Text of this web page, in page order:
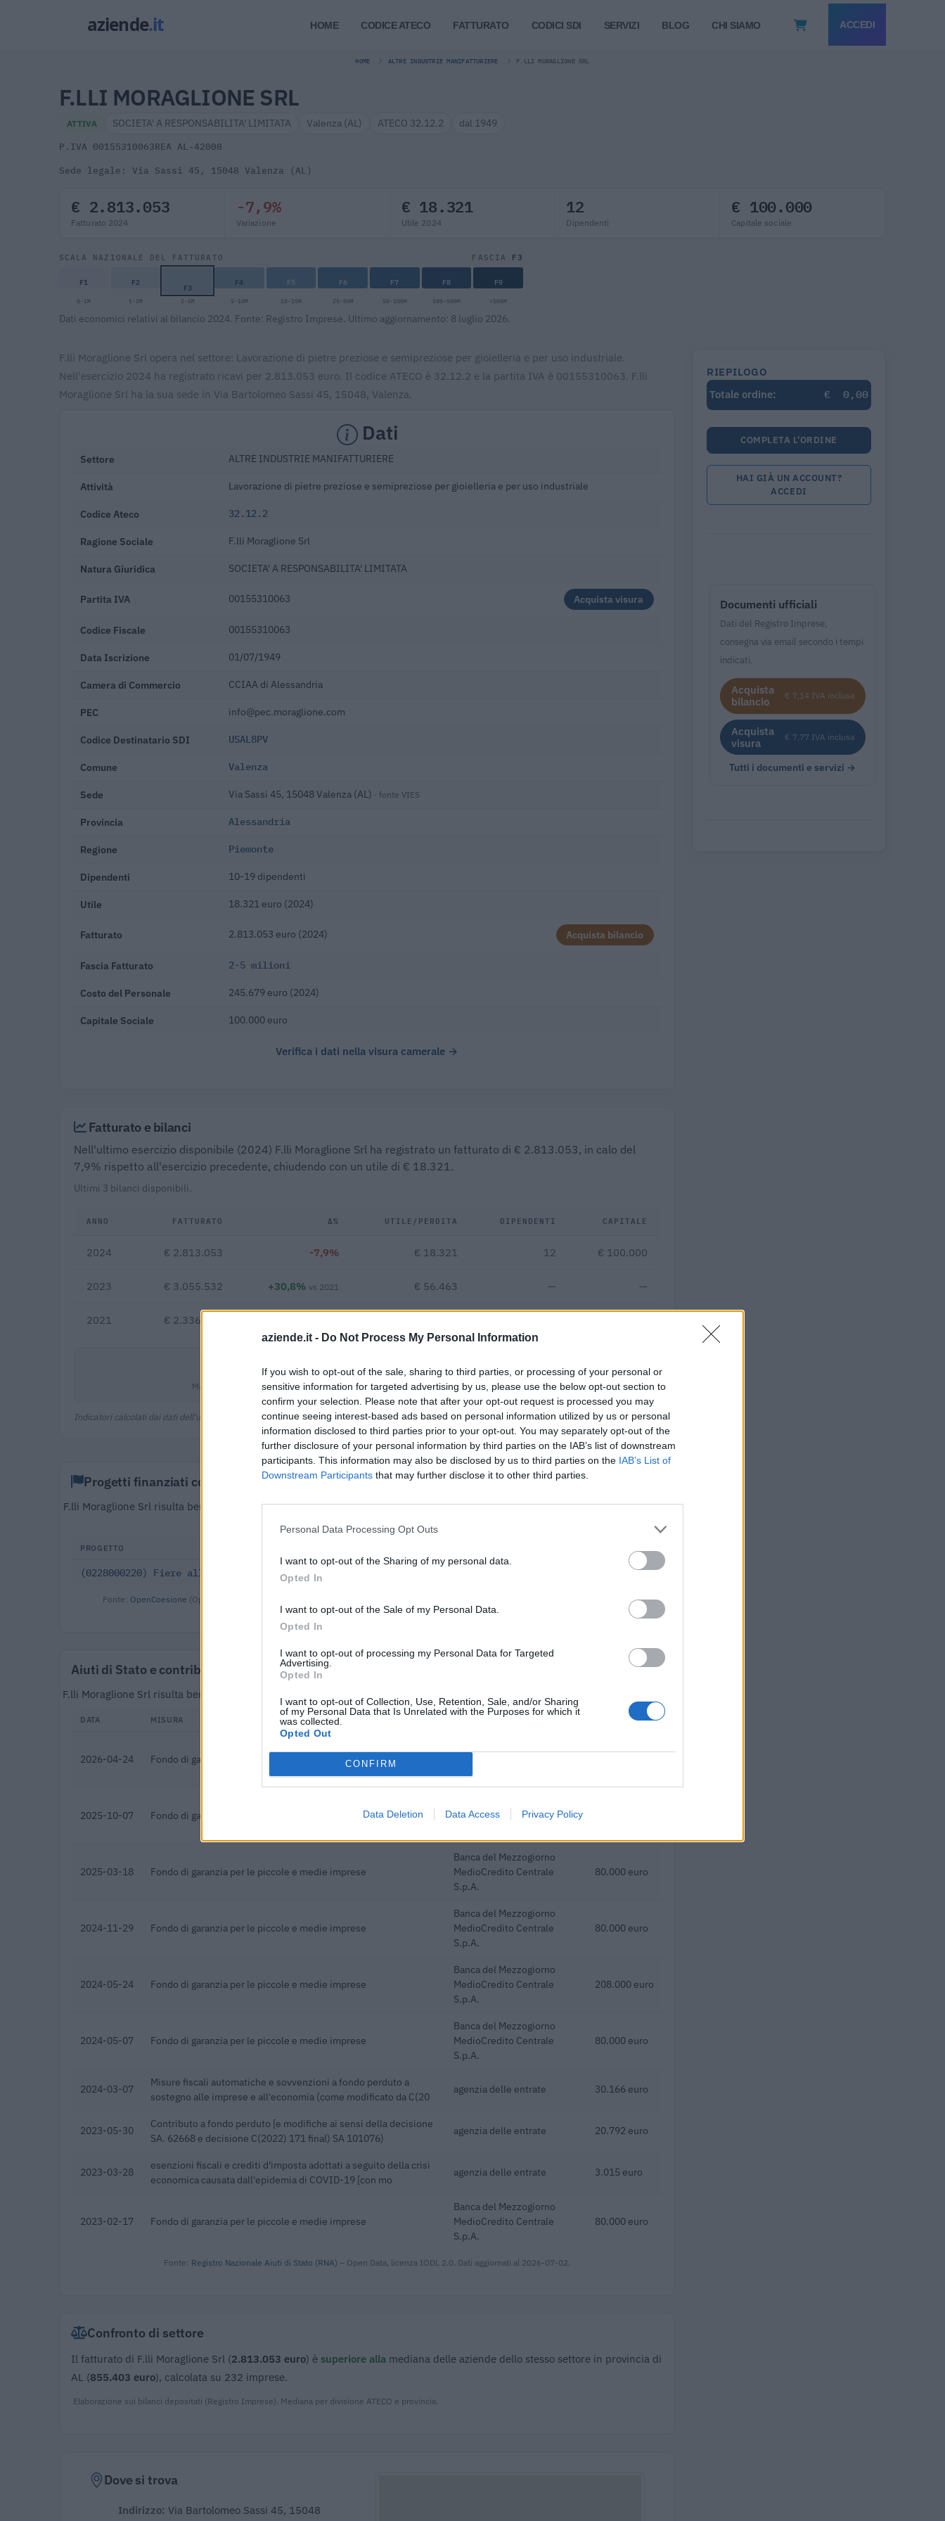
aziende.it - Do Not Process My Personal Information
If you wish to opt-out of the sale, sharing to third parties, or processing of your personal or
sensitive information for targeted advertising by us, please use the below opt-out section to
confirm your selection. Please note that after your opt-out request is processed you may
continue seeing interest-based ads based on personal information utilized by us or personal
information disclosed to third parties prior to your opt-out. You may separately opt-out of the
further disclosure of your personal information by third parties on the IAB’s list of downstream
participants. This information may also be disclosed by us to third parties on the IAB’s List of
Downstream Participants that may further disclose it to other third parties.
Personal Data Processing Opt Outs
I want to opt-out of the Sharing of my personal data.
Opted In
I want to opt-out of the Sale of my Personal Data.
Opted In
I want to opt-out of processing my Personal Data for Targeted
Advertising.
Opted In
I want to opt-out of Collection, Use, Retention, Sale, and/or Sharing
of my Personal Data that Is Unrelated with the Purposes for which it
was collected.
Opted Out
CONFIRM
Data Deletion Data Access Privacy Policy
HOME CODICE ATECO FATTURATO CODICI SDI SERVIZI BLOG CHI SIAMO ACCEDI
HOME ALTRE INDUSTRIE MANIFATTURIERE F.LLI MORAGLIONE SRL
F.LLI MORAGLIONE SRL
ATTIVA SOCIETA' A RESPONSABILITA' LIMITATA Valenza (AL) ATECO 32.12.2 dal 1949
P.IVA 00155310063REA AL-42008
Sede legale: Via Sassi 45, 15048 Valenza (AL)
€ 2.813.053
Fatturato 2024
-7,9%
Variazione
€ 18.321
Utile 2024
12
Dipendenti
€ 100.000
Capitale sociale
SCALA NAZIONALE DEL FATTURATO FASCIA F3
F1 F2 F3 F4 F5 F6 F7 F8 F9
0-1M 1-2M 2-5M 5-10M 10-25M 25-50M 50-100M 100-500M >500M
Dati economici relativi al bilancio 2024. Fonte: Registro Imprese. Ultimo aggiornamento: 8 luglio 2026.
F.lli Moraglione Srl opera nel settore: Lavorazione di pietre preziose e semipreziose per gioielleria e per uso industriale.
Nell'esercizio 2024 ha registrato ricavi per 2.813.053 euro. Il codice ATECO è 32.12.2 e la partita IVA è 00155310063. F.lli
Moraglione Srl ha la sua sede in Via Bartolomeo Sassi 45, 15048, Valenza.
Dati
Settore ALTRE INDUSTRIE MANIFATTURIERE
Attività Lavorazione di pietre preziose e semipreziose per gioielleria e per uso industriale
Codice Ateco 32.12.2
Ragione Sociale F.lli Moraglione Srl
Natura Giuridica SOCIETA' A RESPONSABILITA' LIMITATA
Partita IVA 00155310063 Acquista visura
Codice Fiscale 00155310063
Data Iscrizione 01/07/1949
Camera di Commercio CCIAA di Alessandria
PEC info@pec.moraglione.com
Codice Destinatario SDI USAL8PV
Comune Valenza
Sede Via Sassi 45, 15048 Valenza (AL) · fonte VIES
Provincia Alessandria
Regione Piemonte
Dipendenti 10-19 dipendenti
Utile 18.321 euro (2024)
Fatturato 2.813.053 euro (2024) Acquista bilancio
Fascia Fatturato 2-5 milioni
Costo del Personale 245.679 euro (2024)
Capitale Sociale 100.000 euro
Verifica i dati nella visura camerale →
Fatturato e bilanci
Nell'ultimo esercizio disponibile (2024) F.lli Moraglione Srl ha registrato un fatturato di € 2.813.053, in calo del
7,9% rispetto all'esercizio precedente, chiudendo con un utile di € 18.321.
Ultimi 3 bilanci disponibili.
ANNO FATTURATO Δ% UTILE/PERDITA DIPENDENTI CAPITALE
2024 € 2.813.053 -7,9% € 18.321 12 € 100.000
2023 € 3.055.532 +30,8% vs 2021 € 56.463 — —
2021 € 2.336.162
Margine netto
€ 234.421
Fatturato per dipendente
Indicatori calcolati dai dati dell'ultimo bilancio disponibile.
Progetti finanziati con fondi europei
F.lli Moraglione Srl risulta beneficiaria di 1 progetto finanziato con fondi europei / di coesione per un finanziamento pubblico di
PROGETTO
(0228000220) Fiere all'estero Ciclo di programmazione 2007-2013
Fonte: OpenCoesione (Open Data, licenza CC BY 4.0). Ogni progetto e' verificabile sul portale OpenCoesione. Dati aggiornati al 2026-08-02.
Aiuti di Stato e contributi pubblici
F.lli Moraglione Srl risulta beneficiaria di 24 aiuti o contributi pubblici per un totale di almeno 1.884.790 euro (2020–2026).
DATA MISURA ENTE CONCEDENTE IMPORTO
2026-04-24 Fondo di garanzia per le piccole e medie imprese
S.p.A.
2025-10-07 Fondo di garanzia per le piccole e medie imprese
MedioCredito Centrale
2025-03-18 Fondo di garanzia per le piccole e medie imprese
Banca del Mezzogiorno
MedioCredito Centrale
S.p.A.
80.000 euro
2024-11-29 Fondo di garanzia per le piccole e medie imprese
Banca del Mezzogiorno
MedioCredito Centrale
S.p.A.
80.000 euro
2024-05-24 Fondo di garanzia per le piccole e medie imprese
Banca del Mezzogiorno
MedioCredito Centrale
S.p.A.
208.000 euro
2024-05-07 Fondo di garanzia per le piccole e medie imprese
Banca del Mezzogiorno
MedioCredito Centrale
S.p.A.
80.000 euro
2024-03-07
Misure fiscali automatiche e sovvenzioni a fondo perduto a
sostegno alle imprese e all'economia (come modificato da C(20
agenzia delle entrate 30.166 euro
2023-05-30
Contributo a fondo perduto [e modifiche ai sensi della decisione
SA. 62668 e decisione C(2022) 171 final) SA 101076)
agenzia delle entrate 20.792 euro
2023-03-28
esenzioni fiscali e crediti d'imposta adottati a seguito della crisi
economica causata dall'epidemia di COVID-19 [con mo
agenzia delle entrate 3.015 euro
2023-02-17 Fondo di garanzia per le piccole e medie imprese
Banca del Mezzogiorno
MedioCredito Centrale
S.p.A.
80.000 euro
Fonte: Registro Nazionale Aiuti di Stato (RNA) – Open Data, licenza IODL 2.0. Dati aggiornati al 2026-07-02.
Confronto di settore
Il fatturato di F.lli Moraglione Srl (2.813.053 euro) è superiore alla mediana delle aziende dello stesso settore in provincia di
AL (855.403 euro), calcolata su 232 imprese.
Elaborazione sui bilanci depositati (Registro Imprese). Mediana per divisione ATECO e provincia.
Dove si trova
Indirizzo: Via Bartolomeo Sassi 45, 15048
RIEPILOGO
Totale ordine:
€ 0,00
COMPLETA L'ORDINE
HAI GIÀ UN ACCOUNT?
ACCEDI
Documenti ufficiali
Dati del Registro Imprese,
consegna via email secondo i tempi
indicati.
Acquista
bilancio
€ 7,14 IVA inclusa
Acquista
visura
€ 7,77 IVA inclusa
Tutti i documenti e servizi →